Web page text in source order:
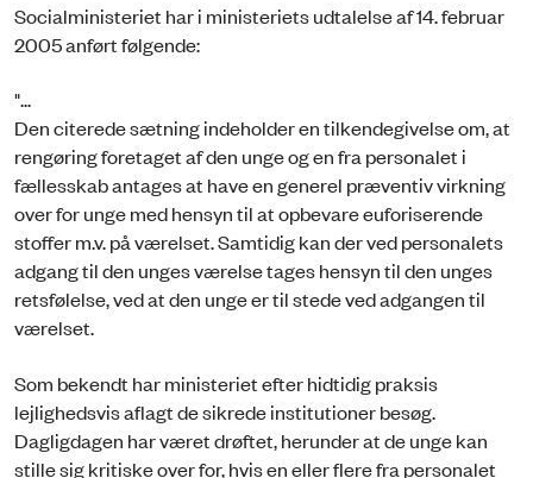
Socialministeriet har i ministeriets udtalelse af 14. februar
2005 anført følgende:
"...
Den citerede sætning indeholder en tilkendegivelse om, at
rengøring foretaget af den unge og en fra personalet i
fællesskab antages at have en generel præventiv virkning
over for unge med hensyn til at opbevare euforiserende
stoffer m.v. på værelset. Samtidig kan der ved personalets
adgang til den unges værelse tages hensyn til den unges
retsfølelse, ved at den unge er til stede ved adgangen til
værelset.
Som bekendt har ministeriet efter hidtidig praksis
lejlighedsvis aflagt de sikrede institutioner besøg.
Dagligdagen har været drøftet, herunder at de unge kan
stille sig kritiske over for, hvis en eller flere fra personalet